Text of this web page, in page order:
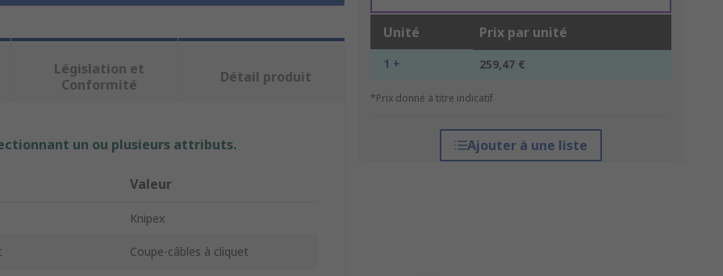
Unité Prix par unité
1 + 259,47 €
*Prix donné à titre indicatif
Ajouter à une liste
Législation et
Conformité
Détail produit
un ou plusieurs attributs.
Valeur
Knipex
Coupe-câbles à cliquet